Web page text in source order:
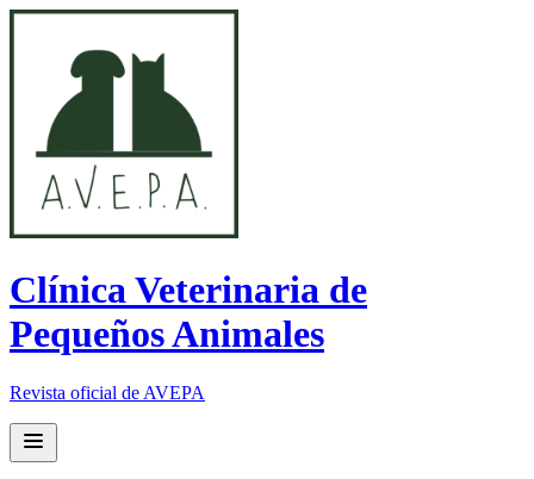
Clínica Veterinaria de
Pequeños Animales
Revista oficial de AVEPA
Open main menu